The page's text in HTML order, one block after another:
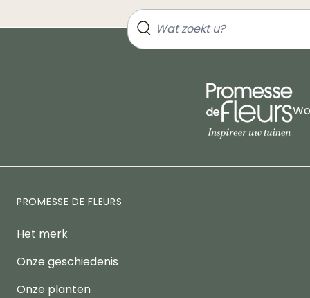
PROMESSE DE FLEURS
Het merk
Onze geschiedenis
Onze planten